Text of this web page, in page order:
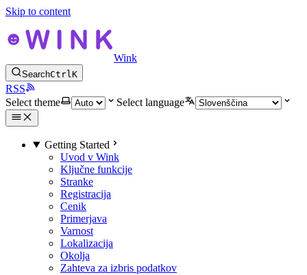
Skip to content
Wink
SearchCtrlK
RSS
Select theme
Select language
Getting Started
Uvod v Wink
Ključne funkcije
Stranke
Registracija
Cenik
Primerjava
Varnost
Lokalizacija
Okolja
Zahteva za izbris podatkov